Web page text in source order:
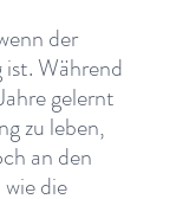
der
Während
gelernt
zu leben,
an den
die